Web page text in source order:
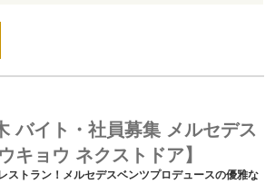
バイト・社員募集 メルセデス
キョウ ネクストドア】
ストラン！メルセデスベンツプロデュースの優雅な